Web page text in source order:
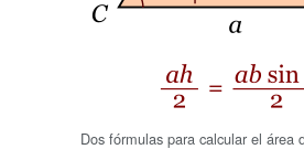
Dos fórmulas para calcular el área